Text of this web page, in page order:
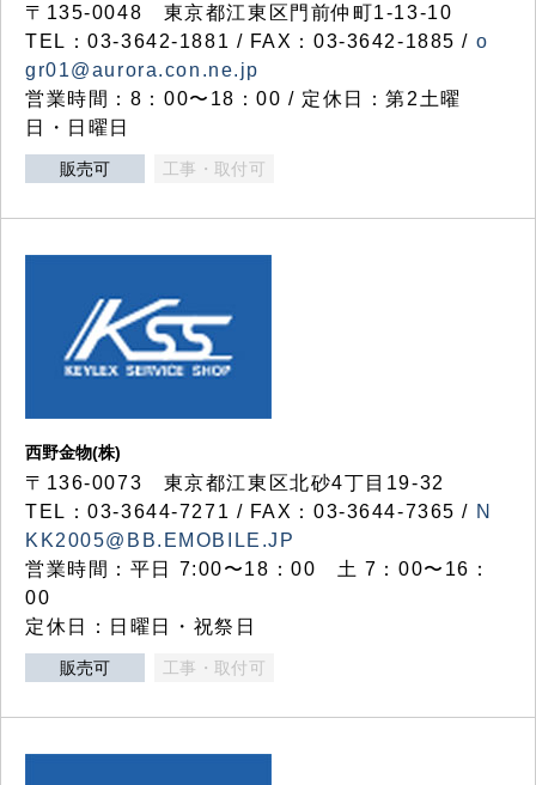
〒135-0048 東京都江東区門前仲町1-13-10
TEL：03-3642-1881 / FAX：03-3642-1885 / o
gr01@aurora.con.ne.jp
営業時間：8：00〜18：00 / 定休日：第2土曜
日・日曜日
販売可 工事・取付可
西野金物(株)
〒136-0073 東京都江東区北砂4丁目19-32
TEL：03‐3644‐7271 / FAX：03-3644-7365 / N
KK2005@BB.EMOBILE.JP
営業時間：平日 7:00〜18：00 土 7：00〜16：
00
定休日：日曜日・祝祭日
販売可 工事・取付可